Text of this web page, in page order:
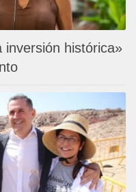
inversión histórica»